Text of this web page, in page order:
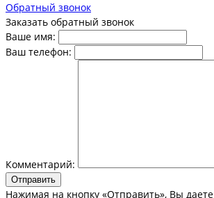
Обратный звонок
Заказать обратный звонок
Ваше имя:
Ваш телефон:
Комментарий:
Отправить
Нажимая на кнопку «Отправить», Вы даете